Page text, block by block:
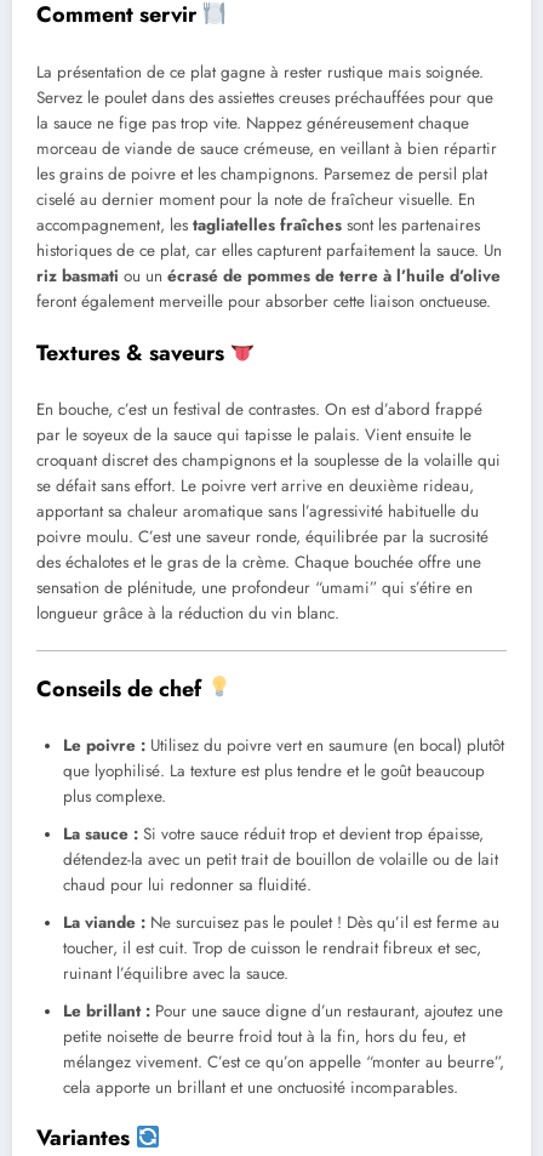
Comment servir
La présentation de ce plat gagne à rester rustique mais soignée.
Servez le poulet dans des assiettes creuses préchauffées pour que
la sauce ne fige pas trop vite. Nappez généreusement chaque
morceau de viande de sauce crémeuse, en veillant à bien répartir
les grains de poivre et les champignons. Parsemez de persil plat
ciselé au dernier moment pour la note de fraîcheur visuelle. En
accompagnement, les tagliatelles fraîches sont les partenaires
historiques de ce plat, car elles capturent parfaitement la sauce. Un
riz basmati ou un écrasé de pommes de terre à l’huile d’olive
feront également merveille pour absorber cette liaison onctueuse.
Textures & saveurs
En bouche, c’est un festival de contrastes. On est d’abord frappé
par le soyeux de la sauce qui tapisse le palais. Vient ensuite le
croquant discret des champignons et la souplesse de la volaille qui
se défait sans effort. Le poivre vert arrive en deuxième rideau,
apportant sa chaleur aromatique sans l’agressivité habituelle du
poivre moulu. C’est une saveur ronde, équilibrée par la sucrosité
des échalotes et le gras de la crème. Chaque bouchée offre une
sensation de plénitude, une profondeur “umami” qui s’étire en
longueur grâce à la réduction du vin blanc.
Conseils de chef
Le poivre : Utilisez du poivre vert en saumure (en bocal) plutôt
que lyophilisé. La texture est plus tendre et le goût beaucoup
plus complexe.
La sauce : Si votre sauce réduit trop et devient trop épaisse,
détendez-la avec un petit trait de bouillon de volaille ou de lait
chaud pour lui redonner sa fluidité.
La viande : Ne surcuisez pas le poulet ! Dès qu’il est ferme au
toucher, il est cuit. Trop de cuisson le rendrait fibreux et sec,
ruinant l’équilibre avec la sauce.
Le brillant : Pour une sauce digne d’un restaurant, ajoutez une
petite noisette de beurre froid tout à la fin, hors du feu, et
mélangez vivement. C’est ce qu’on appelle “monter au beurre”,
cela apporte un brillant et une onctuosité incomparables.
Variantes